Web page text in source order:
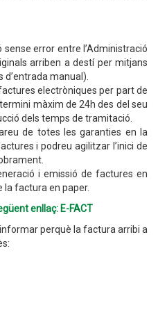
error entre l’Administració
arriben a destí per mitjans
manual).
electròniques per part de
màxim de 24h des del seu
dels temps de tramitació.
de totes les garanties en la
i podreu agilitzar l’inici de
i emissió de factures en
factura en paper.
enllaç: E-FACT
perquè la factura arribi a